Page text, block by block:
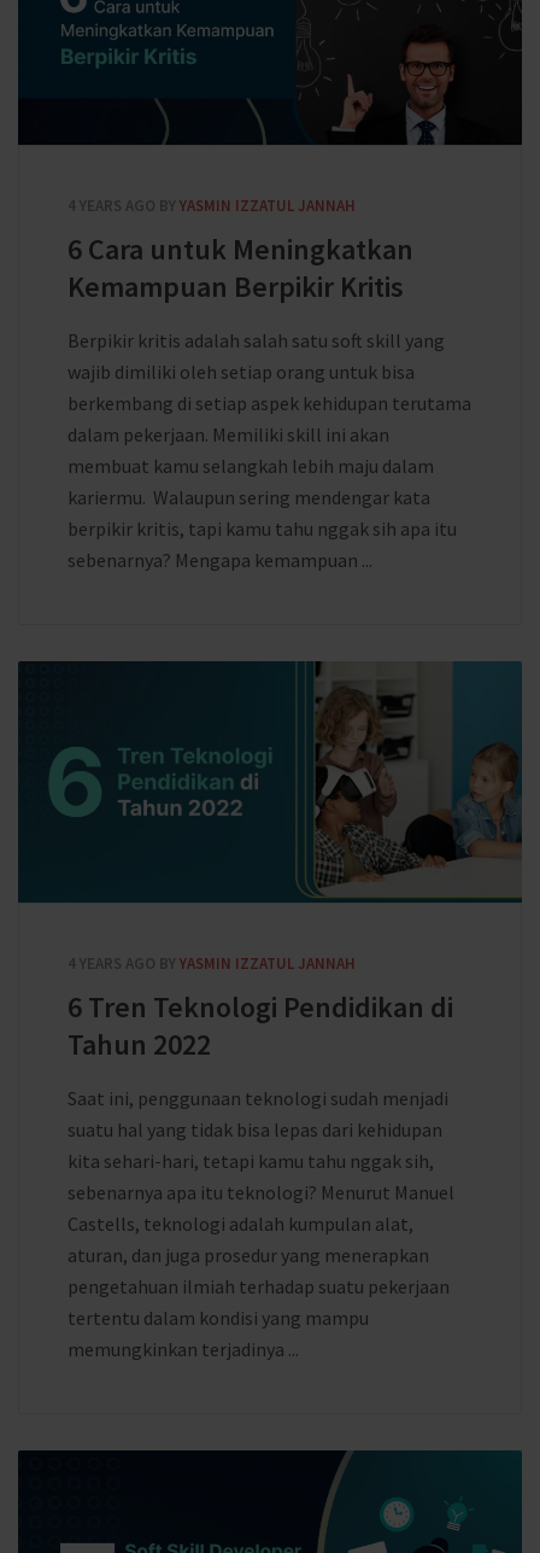
4 YEARS AGO BY YASMIN IZZATUL JANNAH
6 Cara untuk Meningkatkan
Kemampuan Berpikir Kritis
Berpikir kritis adalah salah satu soft skill yang
wajib dimiliki oleh setiap orang untuk bisa
berkembang di setiap aspek kehidupan terutama
dalam pekerjaan. Memiliki skill ini akan
membuat kamu selangkah lebih maju dalam
kariermu. Walaupun sering mendengar kata
berpikir kritis, tapi kamu tahu nggak sih apa itu
sebenarnya? Mengapa kemampuan ...
4 YEARS AGO BY YASMIN IZZATUL JANNAH
6 Tren Teknologi Pendidikan di
Tahun 2022
Saat ini, penggunaan teknologi sudah menjadi
suatu hal yang tidak bisa lepas dari kehidupan
kita sehari-hari, tetapi kamu tahu nggak sih,
sebenarnya apa itu teknologi? Menurut Manuel
Castells, teknologi adalah kumpulan alat,
aturan, dan juga prosedur yang menerapkan
pengetahuan ilmiah terhadap suatu pekerjaan
tertentu dalam kondisi yang mampu
memungkinkan terjadinya ...